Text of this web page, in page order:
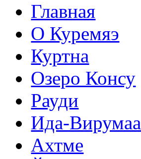
Главная
О Куремяэ
Куртна
Озеро Консу
Рауди
Ида-Вирумаа
Ахтме